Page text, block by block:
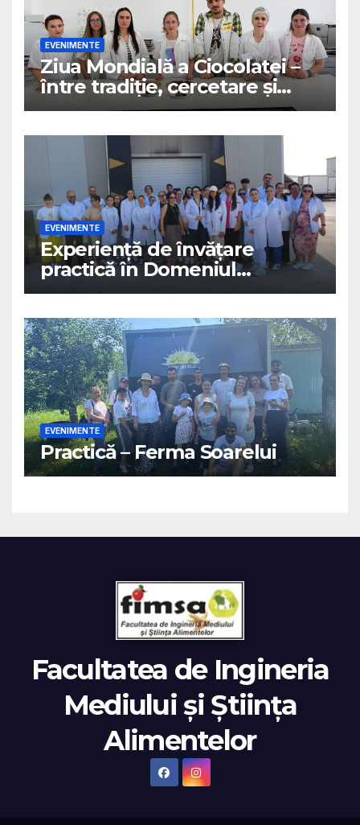
EVENIMENTE
Ziua Mondială a Ciocolatei –
între tradiție, cercetare și
inovație în ingineria
EVENIMENTE
Experiență de învățare
practică în Domeniul
Ingineriei Produselor
EVENIMENTE
Practică – Ferma Soarelui
Facultatea de Ingineria
Mediului și Știința
Alimentelor